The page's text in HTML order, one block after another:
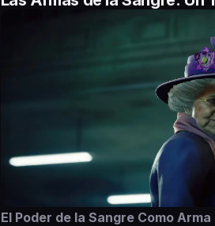
El Poder de la Sangre Como Arma